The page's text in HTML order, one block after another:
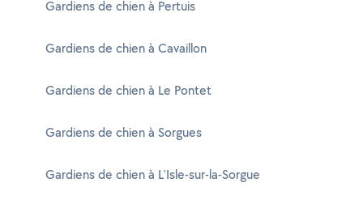
Gardiens de chien à Pertuis
Gardiens de chien à Cavaillon
Gardiens de chien à Le Pontet
Gardiens de chien à Sorgues
Gardiens de chien à L'Isle-sur-la-Sorgue